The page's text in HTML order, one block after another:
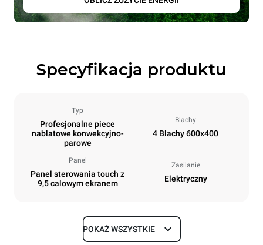
Specyfikacja produktu
Typ
Profesjonalne piece
nablatowe konwekcyjno-
parowe
Blachy
4 Blachy 600x400
Panel
Panel sterowania touch z
9,5 calowym ekranem
Zasilanie
Elektryczny
Rozmiar
POKAŻ WSZYSTKIE